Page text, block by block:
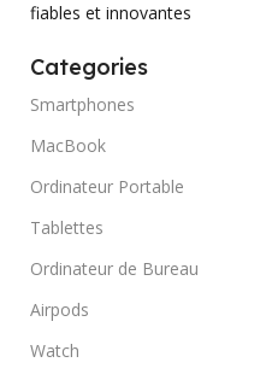
fiables et innovantes
Categories
Smartphones
MacBook
Ordinateur Portable
Tablettes
Ordinateur de Bureau
Airpods
Watch